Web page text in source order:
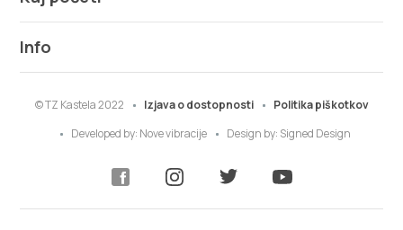
Info
© TZ Kastela 2022 Izjava o dostopnosti
Politika piškotkov
Developed by: Nove vibracije Design by: Signed Design